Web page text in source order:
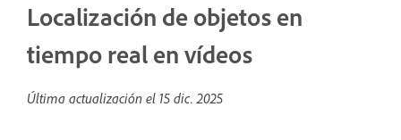
Localización de objetos en
tiempo real en vídeos
Última actualización el 15 dic. 2025